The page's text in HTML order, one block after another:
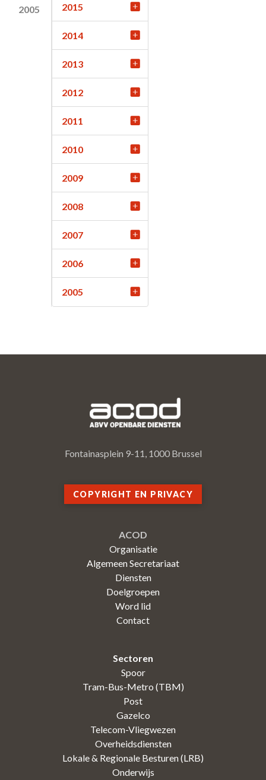
2005 2015
2014
2013
2012
2011
2010
2009
2008
2007
2006
2005
Fontainasplein 9-11, 1000 Brussel
COPYRIGHT EN PRIVACY
ACOD
Organisatie
Algemeen Secretariaat
Diensten
Doelgroepen
Word lid
Contact
Sectoren
Spoor
Tram-Bus-Metro (TBM)
Post
Gazelco
Telecom-Vliegwezen
Overheidsdiensten
Lokale & Regionale Besturen (LRB)
Onderwijs